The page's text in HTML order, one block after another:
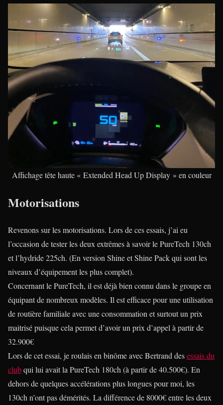
Affichage tête haute « Extended Head Up Display » en couleur
Motorisations
Revenons sur les motorisations. Lors de ces essais, j’ai eu
l’occasion de tester les deux extrêmes à savoir le PureTech 130ch
et l’hydride 225ch. (En version Shine et Shine Pack qui sont les
niveaux d’équipement les plus complet).
Concernant le PureTech, il est déjà bien connu dans le groupe en
équipant de nombreux modèles. Il est efficace pour une utilisation
de routière familiale avec une consommation et surtout un prix
maitrisé puisque cela permet d’avoir un prix d’appel à partir de
32.900€
Lors de cet essai, je roulais en binôme avec Bertrand desessais du
clubqui lui avait la PureTech 180ch (à partir de 40.500€). En
dehors de quelques accélérations plus longues pour moi, les
130ch n’ont pas démérités. La différence de 8000€ entre les deux